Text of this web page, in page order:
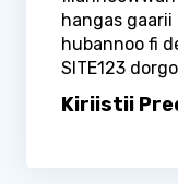
hangas
hubannoo fi
SITE123
Kiriistii